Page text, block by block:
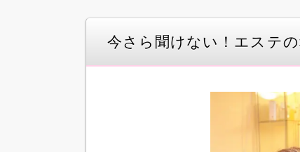
今さら聞けない！エステ